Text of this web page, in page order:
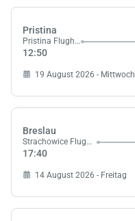
Pristina
Pristina Flughafen
12:50
19 August 2026 - Mittwoch
Breslau
Strachowice Flughafen
17:40
14 August 2026 - Freitag